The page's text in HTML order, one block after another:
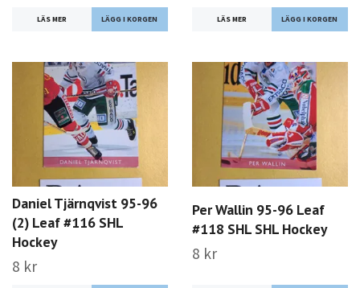
LÄS MER LÄS MER
Daniel Tjärnqvist 95-96
(2) Leaf #116 SHL
Hockey
8 kr
Per Wallin 95-96 Leaf
#118 SHL SHL Hockey
8 kr